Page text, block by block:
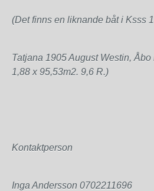
(Det finns en liknande båt i Ksss
Tatjana 1905 August Westin, Åbo
1,88 x 95,53m2. 9,6 R.)
Kontaktperson
Inga Andersson 0702211696